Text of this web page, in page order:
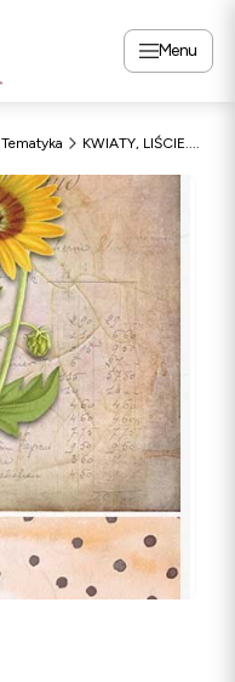
Menu
Tematyka KWIATY, LIŚCIE....